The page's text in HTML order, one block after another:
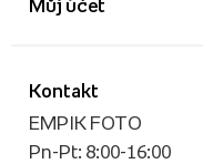
Kontakt
EMPIK FOTO
Pn-Pt: 8:00-16:00
Můj účet